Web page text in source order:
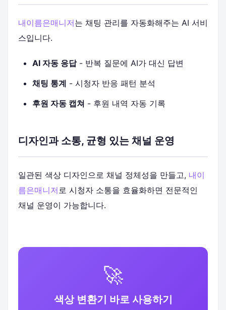
내이름은매니저는 채팅 관리를 자동화해주는 AI 서비
스입니다.
AI 자동 응답- 반복 질문에 AI가 대신 답변
채팅 통계 - 시청자 반응 패턴 분석
후원 자동 캡쳐 - 후원 내역 자동 기록
디자인과 소통, 균형 있는 채널 운영
일관된 색상 디자인으로 채널 정체성을 만들고, 내이
름은매니저로 시청자 소통을 효율화하면 전문적인
채널 운영이 가능합니다.
🚀
색상 변환기 바로 사용하기